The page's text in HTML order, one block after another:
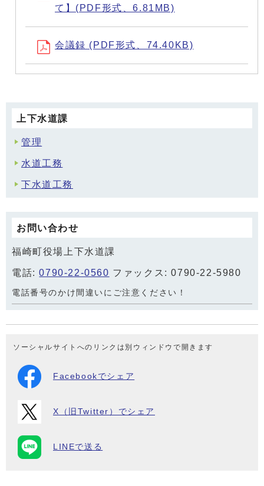
て】(PDF形式、6.81MB)
会議録 (PDF形式、74.40KB)
上下水道課
管理
水道工務
下水道工務
お問い合わせ
福崎町役場上下水道課
電話:0790-22-0560 ファックス: 0790-22-5980
電話番号のかけ間違いにご注意ください！
ソーシャルサイトへのリンクは別ウィンドウで開きます
Facebookでシェア
X（旧Twitter）でシェア
LINEで送る